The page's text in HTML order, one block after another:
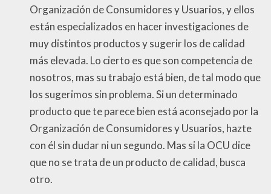
Organización de Consumidores y Usuarios, y ellos
están especializados en hacer investigaciones de
muy distintos productos y sugerir los de calidad
más elevada. Lo cierto es que son competencia de
nosotros, mas su trabajo está bien, de tal modo que
los sugerimos sin problema. Si un determinado
producto que te parece bien está aconsejado por la
Organización de Consumidores y Usuarios, hazte
con él sin dudar ni un segundo. Mas si la OCU dice
que no se trata de un producto de calidad, busca
otro.